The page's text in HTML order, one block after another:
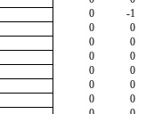
0
-1
0
0
0
0
0
0
0
0
0
0
0
0